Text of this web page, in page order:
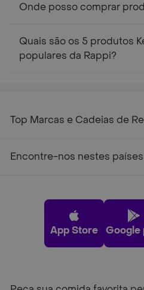
Onde posso comprar
Quais são os 5 produtos
populares da Rappi?
Top Marcas e Cadeias de
Encontre-nos nestes países
App Store Google